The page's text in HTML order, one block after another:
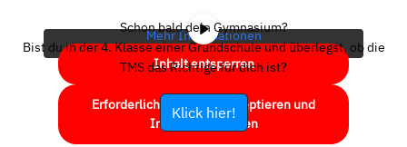
Mehr Informationen
Inhalt entsperren
Erforderlichen Service akzeptieren und
Inhalte entsperren
Schon bald dein Gymnasium?
Bist du in der 4. Klasse einer Grundschule und überlegst, ob die
TMS das Richtige für dich ist?
Klick hier!